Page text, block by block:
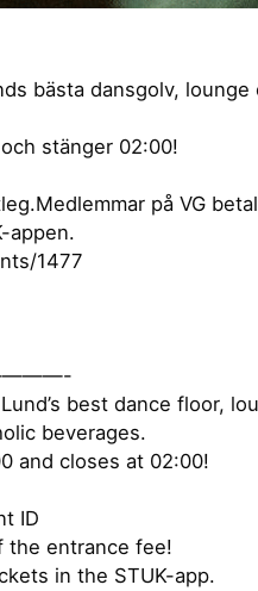
bästa dansgolv,
stänger 02:00!
på VG
appen.
1477
best dance floor,
beverages.
and closes at 02:00!
ID
the entrance fee!
in the STUK-app.